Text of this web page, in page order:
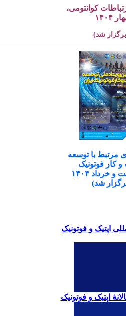
کوانتومی،
۱۴۰۴
شد)
مرتبط با توسعه
فوتونیک
خرداد ۱۴۰۴
شد)
اپتیک و فوتونیک
اپتیک و فوتونیک